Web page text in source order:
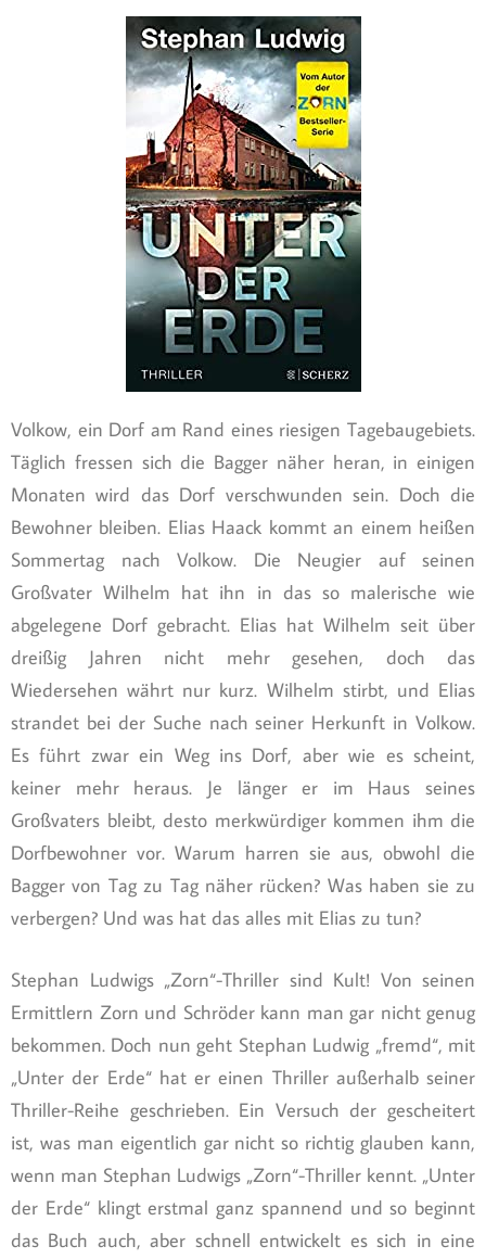
Volkow, ein Dorf am Rand eines riesigen Tagebaugebiets.
Täglich fressen sich die Bagger näher heran, in einigen
Monaten wird das Dorf verschwunden sein. Doch die
Bewohner bleiben. Elias Haack kommt an einem heißen
Sommertag nach Volkow. Die Neugier auf seinen
Großvater Wilhelm hat ihn in das so malerische wie
abgelegene Dorf gebracht. Elias hat Wilhelm seit über
dreißig Jahren nicht mehr gesehen, doch das
Wiedersehen währt nur kurz. Wilhelm stirbt, und Elias
strandet bei der Suche nach seiner Herkunft in Volkow.
Es führt zwar ein Weg ins Dorf, aber wie es scheint,
keiner mehr heraus. Je länger er im Haus seines
Großvaters bleibt, desto merkwürdiger kommen ihm die
Dorfbewohner vor. Warum harren sie aus, obwohl die
Bagger von Tag zu Tag näher rücken? Was haben sie zu
verbergen? Und was hat das alles mit Elias zu tun?
Stephan Ludwigs „Zorn“-Thriller sind Kult! Von seinen
Ermittlern Zorn und Schröder kann man gar nicht genug
bekommen. Doch nun geht Stephan Ludwig „fremd“, mit
„Unter der Erde“ hat er einen Thriller außerhalb seiner
Thriller-Reihe geschrieben. Ein Versuch der gescheitert
ist, was man eigentlich gar nicht so richtig glauben kann,
wenn man Stephan Ludwigs „Zorn“-Thriller kennt. „Unter
der Erde“ klingt erstmal ganz spannend und so beginnt
das Buch auch, aber schnell entwickelt es sich in eine